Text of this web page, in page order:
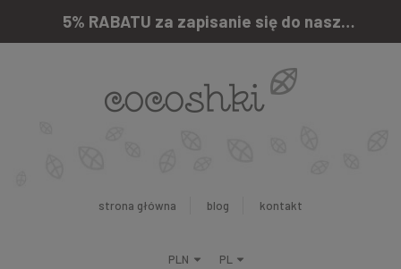
5% RABATU za zapisanie się do naszego newslettera
strona główna blog kontakt